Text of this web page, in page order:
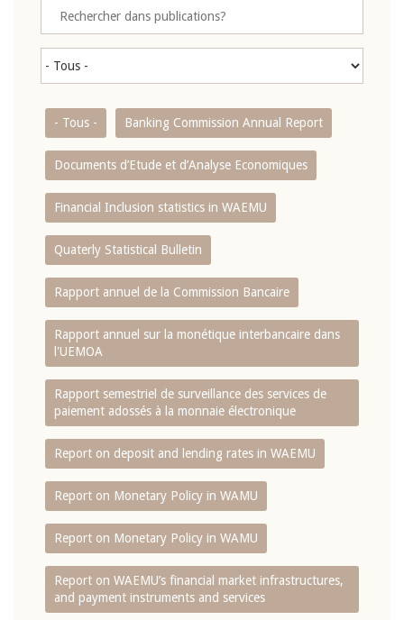
- Tous - Banking Commission Annual Report
Documents d’Etude et d’Analyse Economiques
Financial Inclusion statistics in WAEMU
Quaterly Statistical Bulletin
Rapport annuel de la Commission Bancaire
Rapport annuel sur la monétique interbancaire dans
l'UEMOA
Rapport semestriel de surveillance des services de
paiement adossés à la monnaie électronique
Report on deposit and lending rates in WAEMU
Report on Monetary Policy in WAMU
Report on Monetary Policy in WAMU
Report on WAEMU’s financial market infrastructures,
and payment instruments and services